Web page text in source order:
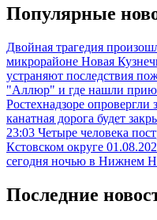
Популярные
Двойная трагедия
микрорайоне Новая
устраняют последствия
"Аллюр" и где нашли
Ростехнадзоре
канатная дорога будет
23:03 Четыре человека
Кстовском округе
сегодня ночью в Нижнем
Последние